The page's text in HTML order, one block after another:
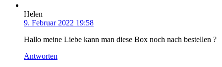
Helen
9. Februar 2022 19:58
Hallo meine Liebe kann man diese Box noch nach bestellen ?
Antworten